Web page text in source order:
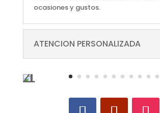
ocasiones y gustos.
ATENCION PERSONALIZADA